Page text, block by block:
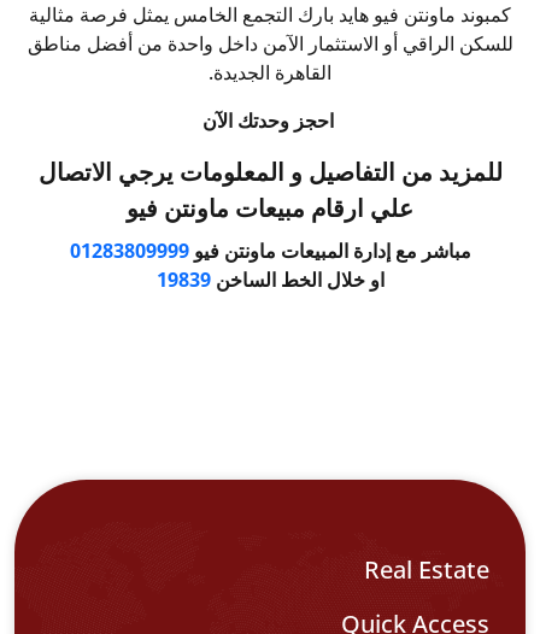
كمبوند ماونتن فيو هايد بارك التجمع الخامس يمثل فرصة مثالية
للسكن الراقي أو الاستثمار الآمن داخل واحدة من أفضل مناطق
القاهرة الجديدة.
احجز وحدتك الآن
للمزيد من التفاصيل و المعلومات يرجي الاتصال
علي ارقام مبيعات ماونتن فيو
مباشر مع إدارة المبيعات ماونتن فيو01283809999
او خلال الخط الساخن19839
Real Estate
Quick Access